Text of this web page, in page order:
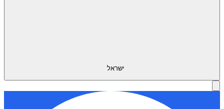
ישראל